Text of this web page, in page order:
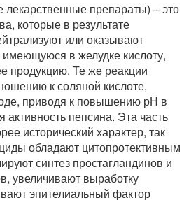
препараты) – это
которые в результате
или оказывают
в желудке кислоту,
продукцию. Те же реакции
к соляной кислоте,
приводя к повышению рН в
пепсина. Эта часть
исторический характер, так
обладают цитопротективным
синтез простагландинов и
увеличивают выработку
эпителиальный фактор